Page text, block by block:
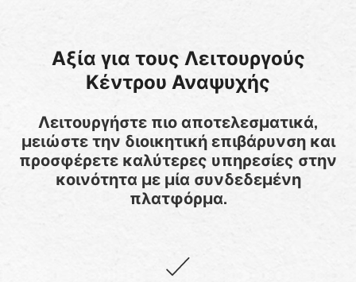
Αξία για τους Λειτουργούς
Κέντρου Αναψυχής
Λειτουργήστε πιο αποτελεσματικά,
μειώστε την διοικητική επιβάρυνση και
προσφέρετε καλύτερες υπηρεσίες στην
κοινότητα με μία συνδεδεμένη
πλατφόρμα.